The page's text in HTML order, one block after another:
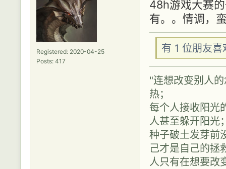
Registered: 2020-04-25
Posts: 417
48h游戏大赛
有。。情调，
有 1 位朋友
"连想改变别人
热；
每个人接收阳光
人甚至躲开阳光
种子破土发芽前
己才是自己的拯
人只有在想要改